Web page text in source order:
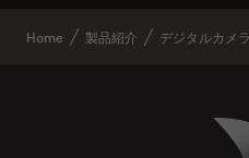
Home 製品紹介 デジタルカメラ